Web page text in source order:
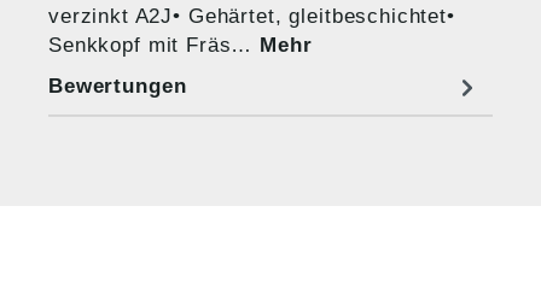
verzinkt A2J• Gehärtet, gleitbeschichtet•
Senkkopf mit Fräs… Mehr
Bewertungen